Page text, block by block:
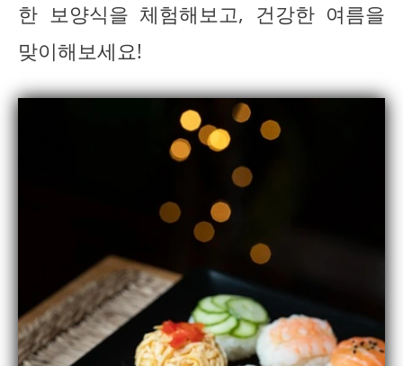
한 보양식을 체험해보고, 건강한 여름을
맞이해보세요!